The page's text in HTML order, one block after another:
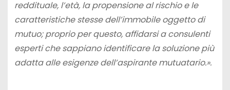
reddituale, l’età, la propensione al rischio e le
caratteristiche stesse dell’immobile oggetto di
mutuo; proprio per questo, affidarsi a consulenti
esperti che sappiano identificare la soluzione più
adatta alle esigenze dell’aspirante mutuatario.».